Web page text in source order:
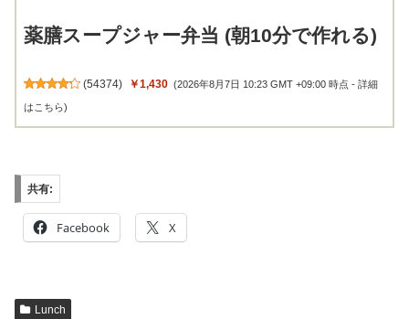
薬膳スープジャー弁当 (朝10分で作れる)
(54374) ￥1,430 (2026年8月7日 10:23 GMT +09:00 時点 -詳細
はこちら)
共有:
Facebook X
Lunch